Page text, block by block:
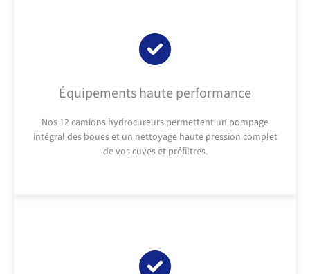
Équipements haute performance
Nos 12 camions hydrocureurs permettent un pompage
intégral des boues et un nettoyage haute pression complet
de vos cuves et préfiltres.